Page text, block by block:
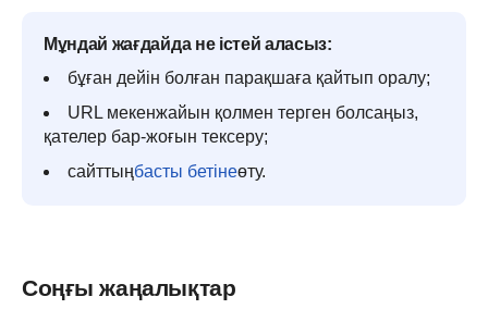
Мұндай жағдайда не істей аласыз:
бұған дейін болған парақшаға қайтып оралу;
URL мекенжайын қолмен терген болсаңыз,
қателер бар-жоғын тексеру;
сайттыңбасты бетінеөту.
Соңғы жаңалықтар